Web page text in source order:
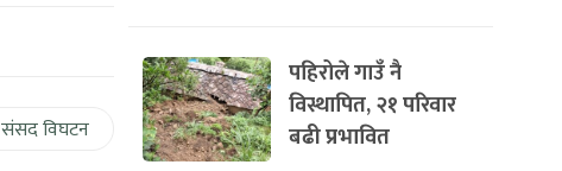
संसद विघटन
पहिरोले गाउँ नै
विस्थापित, २१ परिवार
बढी प्रभावित